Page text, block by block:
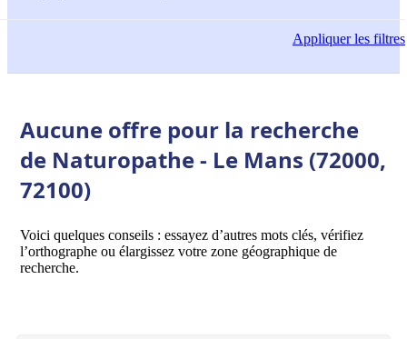
Appliquerles filtres
Aucune offre pour la recherche
de Naturopathe - Le Mans (72000,
72100)
Voici quelques conseils : essayez d’autres mots clés, vérifiez
l’orthographe ou élargissez votre zone géographique de
recherche.